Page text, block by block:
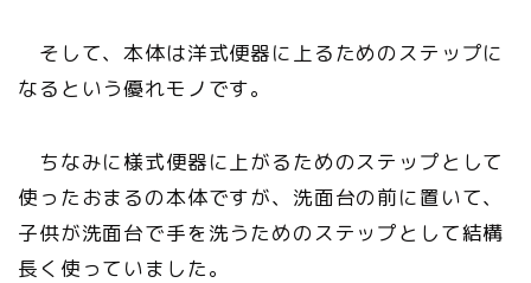
そして、本体は洋式便器に上るためのステップに
なるという優れモノです。
ちなみに様式便器に上がるためのステップとして
使ったおまるの本体ですが、洗面台の前に置いて、
子供が洗面台で手を洗うためのステップとして結構
長く使っていました。